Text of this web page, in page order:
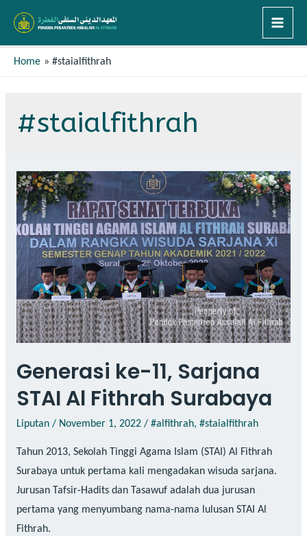
Home #staialfithrah
#staialfithrah
Generasi ke-11, Sarjana
STAI Al Fithrah Surabaya
Liputan/ November 1, 2022/ #alfithrah, #staialfithrah
Tahun 2013, Sekolah Tinggi Agama Islam (STAI) Al Fithrah
Surabaya untuk pertama kali mengadakan wisuda sarjana.
Jurusan Tafsir-Hadits dan Tasawuf adalah dua jurusan
pertama yang menyumbang nama-nama lulusan STAI Al
Fithrah.